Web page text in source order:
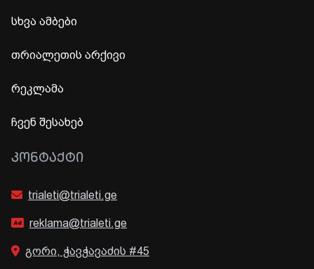
სხვა ამბები
თრიალეთის არქივი
რეკლამა
ჩვენ შესახებ
ᲙᲝᲜᲢᲐᲥᲢᲘ
trialeti@trialeti.ge
reklama@trialeti.ge
გორი, ჭავჭავაძის #45